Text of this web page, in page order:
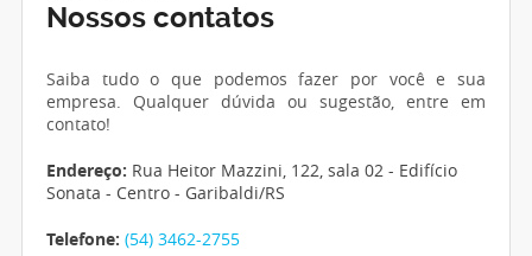
Nossos contatos
Saiba tudo o que podemos fazer por você e sua
empresa. Qualquer dúvida ou sugestão, entre em
contato!
Endereço: Rua Heitor Mazzini, 122, sala 02 - Edifício
Sonata - Centro - Garibaldi/RS
Telefone: (54) 3462-2755